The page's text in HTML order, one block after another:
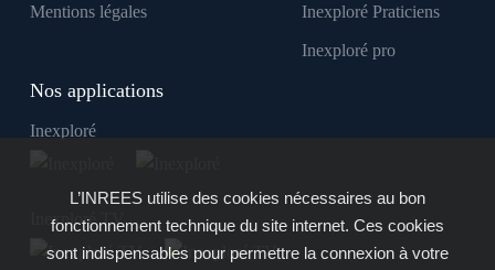
Mentions légales Inexploré Praticiens
Inexploré pro
Nos applications
Inexploré
Inexploré TV
L’INREES utilise des cookies nécessaires au bon
fonctionnement technique du site internet. Ces cookies
sont indispensables pour permettre la connexion à votre